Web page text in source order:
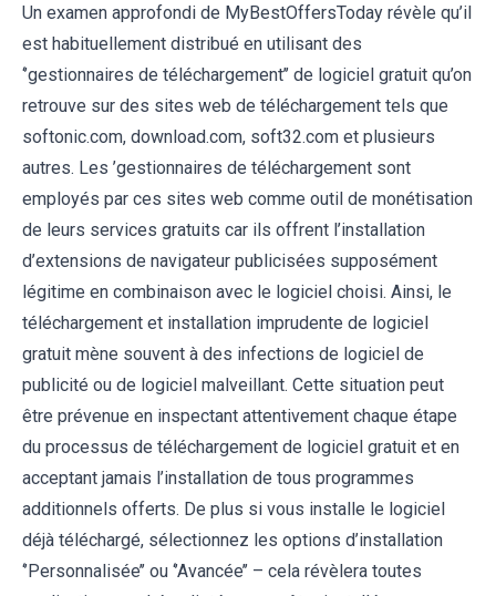
Un examen approfondi de MyBestOffersToday révèle qu’il
est habituellement distribué en utilisant des
‘’gestionnaires de téléchargement’’ de logiciel gratuit qu’on
retrouve sur des sites web de téléchargement tels que
softonic.com, download.com, soft32.com et plusieurs
autres. Les ’gestionnaires de téléchargement sont
employés par ces sites web comme outil de monétisation
de leurs services gratuits car ils offrent l’installation
d’extensions de navigateur publicisées supposément
légitime en combinaison avec le logiciel choisi. Ainsi, le
téléchargement et installation imprudente de logiciel
gratuit mène souvent à des infections de logiciel de
publicité ou de logiciel malveillant. Cette situation peut
être prévenue en inspectant attentivement chaque étape
du processus de téléchargement de logiciel gratuit et en
acceptant jamais l’installation de tous programmes
additionnels offerts. De plus si vous installe le logiciel
déjà téléchargé, sélectionnez les options d’installation
‘’Personnalisée’’ ou ‘’Avancée’’ – cela révèlera toutes